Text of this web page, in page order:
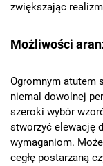
zwiększając
Możliwości
Ogromnym atutem
niemal dowolnej
szeroki wybór
stworzyć elewację
wymaganiom.
cegłę postarzaną